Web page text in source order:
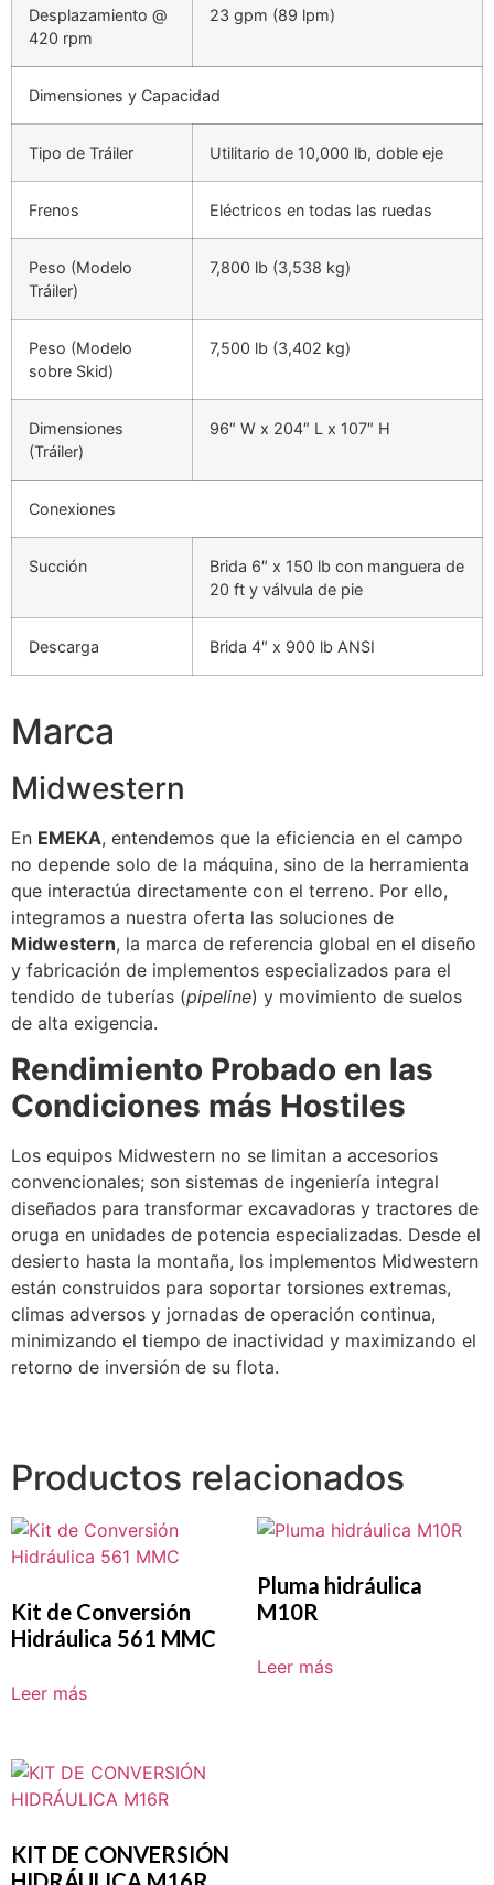
Desplazamiento @
420 rpm
23 gpm (89 lpm)
Dimensiones y Capacidad
Tipo de Tráiler Utilitario de 10,000 lb, doble eje
Frenos Eléctricos en todas las ruedas
Peso (Modelo
Tráiler)
7,800 lb (3,538 kg)
Peso (Modelo
sobre Skid)
7,500 lb (3,402 kg)
Dimensiones
(Tráiler)
96″ W x 204″ L x 107″ H
Conexiones
Succión
Brida 6″ x 150 lb con manguera de
20 ft y válvula de pie
Descarga Brida 4″ x 900 lb ANSI
Marca
Midwestern
En EMEKA, entendemos que la eficiencia en el campo
no depende solo de la máquina, sino de la herramienta
que interactúa directamente con el terreno. Por ello,
integramos a nuestra oferta las soluciones de
Midwestern, la marca de referencia global en el diseño
y fabricación de implementos especializados para el
tendido de tuberías (pipeline) y movimiento de suelos
de alta exigencia.
Rendimiento Probado en las
Condiciones más Hostiles
Los equipos Midwestern no se limitan a accesorios
convencionales; son sistemas de ingeniería integral
diseñados para transformar excavadoras y tractores de
oruga en unidades de potencia especializadas. Desde el
desierto hasta la montaña, los implementos Midwestern
están construidos para soportar torsiones extremas,
climas adversos y jornadas de operación continua,
minimizando el tiempo de inactividad y maximizando el
retorno de inversión de su flota.
Productos relacionados
Kit de Conversión
Hidráulica 561 MMC
Leer más
Pluma hidráulica
M10R
Leer más
KIT DE CONVERSIÓN